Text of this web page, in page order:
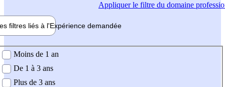
Appliquerle filtre du domaine
filtres liés à l'Expérience demandée
demandée
Moins de 1 an
De 1 à 3 ans
Plus de 3 ans